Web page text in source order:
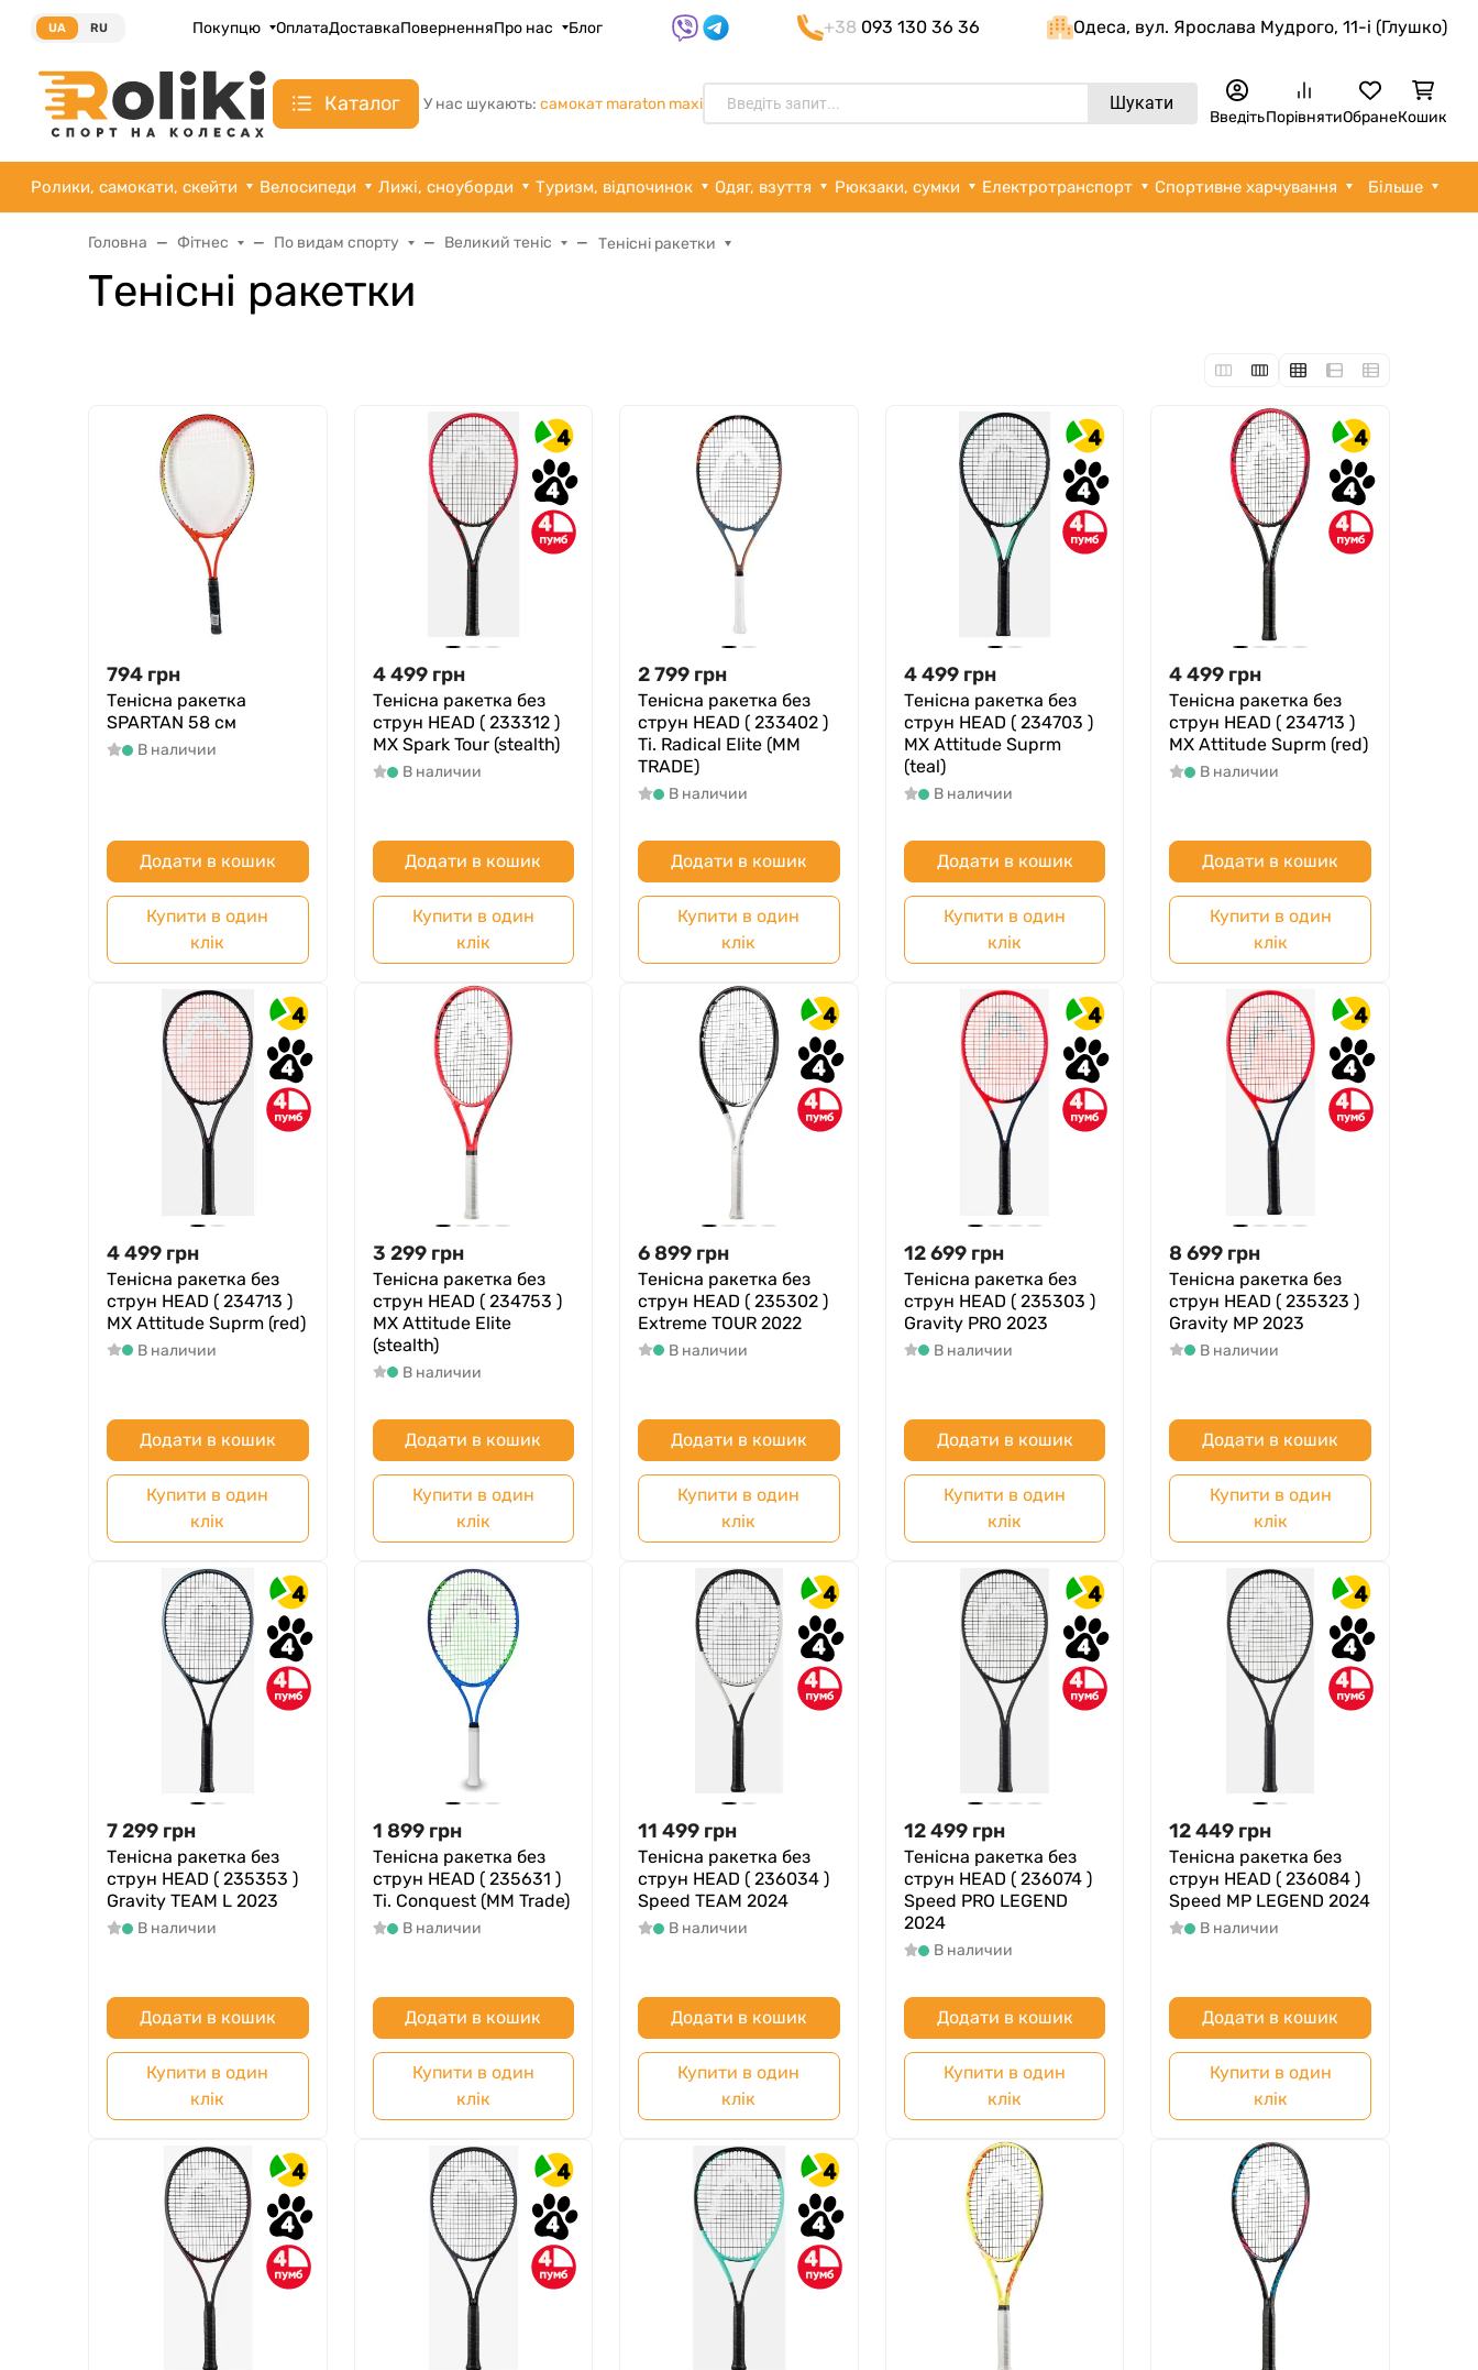
UA RU Покупцю ОплатаДоставкаПоверненняПро нас Блог +38 093 130 36 36 Одеса, вул. Ярослава Мудрого, 11-i (Глушко)
Каталог У нас шукають: самокат maraton maxi Шукати
ВведітьПорівнятиОбранеКошик
Ролики, самокати, скейти Велосипеди Лижі, сноуборди Туризм, відпочинок Одяг, взуття Рюкзаки, сумки Електротранспорт Спортивне харчування Більше
Головна Фітнес По видам спорту Великий теніс Тенісні ракетки
Тенісні ракетки
794 грн
Тенісна ракетка
SPARTAN 58 см
В наличии
Додати в кошик
Купити в один
клік
4
4
4
4 499 грн
Тенісна ракетка без
струн HEAD ( 233312 )
MX Spark Tour (stealth)
В наличии
Додати в кошик
Купити в один
клік
2 799 грн
Тенісна ракетка без
струн HEAD ( 233402 )
Ti. Radical Elite (MM
TRADE)
В наличии
Додати в кошик
Купити в один
клік
4
4
4
4 499 грн
Тенісна ракетка без
струн HEAD ( 234703 )
MX Attitude Suprm
(teal)
В наличии
Додати в кошик
Купити в один
клік
4
4
4
4 499 грн
Тенісна ракетка без
струн HEAD ( 234713 )
MX Attitude Suprm (red)
В наличии
Додати в кошик
Купити в один
клік
4
4
4
4 499 грн
Тенісна ракетка без
струн HEAD ( 234713 )
MX Attitude Suprm (red)
В наличии
Додати в кошик
Купити в один
клік
3 299 грн
Тенісна ракетка без
струн HEAD ( 234753 )
MX Attitude Elite
(stealth)
В наличии
Додати в кошик
Купити в один
клік
4
4
4
6 899 грн
Тенісна ракетка без
струн HEAD ( 235302 )
Extreme TOUR 2022
В наличии
Додати в кошик
Купити в один
клік
4
4
4
12 699 грн
Тенісна ракетка без
струн HEAD ( 235303 )
Gravity PRO 2023
В наличии
Додати в кошик
Купити в один
клік
4
4
4
8 699 грн
Тенісна ракетка без
струн HEAD ( 235323 )
Gravity MP 2023
В наличии
Додати в кошик
Купити в один
клік
4
4
4
7 299 грн
Тенісна ракетка без
струн HEAD ( 235353 )
Gravity TEAM L 2023
В наличии
Додати в кошик
Купити в один
клік
1 899 грн
Тенісна ракетка без
струн HEAD ( 235631 )
Ti. Conquest (MM Trade)
В наличии
Додати в кошик
Купити в один
клік
4
4
4
11 499 грн
Тенісна ракетка без
струн HEAD ( 236034 )
Speed TEAM 2024
В наличии
Додати в кошик
Купити в один
клік
4
4
4
12 499 грн
Тенісна ракетка без
струн HEAD ( 236074 )
Speed PRO LEGEND
2024
В наличии
Додати в кошик
Купити в один
клік
4
4
4
12 449 грн
Тенісна ракетка без
струн HEAD ( 236084 )
Speed MP LEGEND 2024
В наличии
Додати в кошик
Купити в один
клік
4
4
4
4
4
4
4
4
4